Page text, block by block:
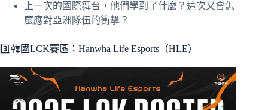
上一次的國際舞台，他們學到了什麼？這次又會怎
麼應對亞洲隊伍的衝擊？
3️⃣韓國LCK賽區：Hanwha Life Esports（HLE）